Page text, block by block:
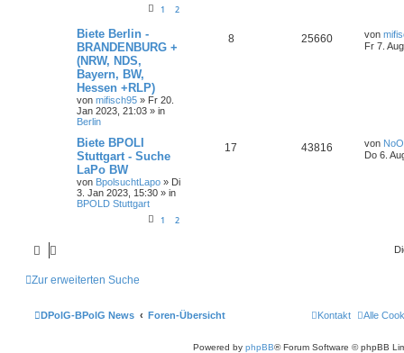
1 2
Biete Berlin -
BRANDENBURG +
(NRW, NDS,
Bayern, BW,
Hessen +RLP)
von mifisch95 » Fr 20.
Jan 2023, 21:03 » in
Berlin
8 25660 von
Fr 7.
Biete BPOLI
Stuttgart - Suche
LaPo BW
von BpolsuchtLapo » Di
3. Jan 2023, 15:30 » in
BPOLD Stuttgart
1 2
17 43816 von
Do 6.
Zur erweiterten Suche
DPolG-BPolG News Foren-Übersicht Alle
Kontakt
Powered by phpBB® Forum Software © phpBB